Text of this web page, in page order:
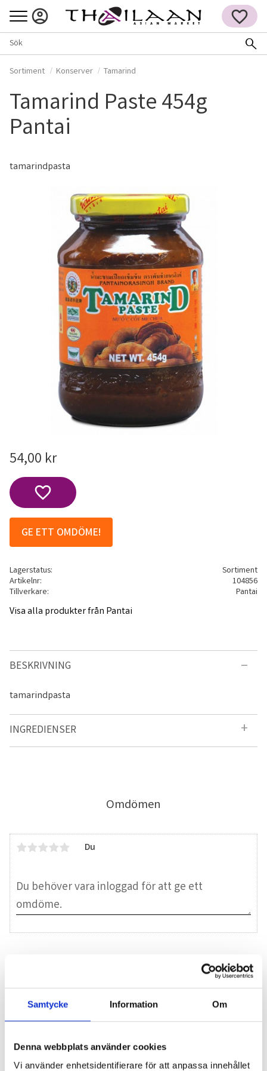
Samtycke Information Om
Denna webbplats använder cookies
Vi använder enhetsidentifierare för att anpassa innehållet
FAVORITER
Sortiment Konserver Tamarind
Tamarind Paste 454g
Pantai
tamarindpasta
54,00 kr
Lägg till i favoriter
Lagerstatus
Sortiment
Artikelnr
104856
Tillverkare
Pantai
Visa alla produkter från Pantai
GE ETT OMDÖME!
BESKRIVNING
tamarindpasta
INGREDIENSER
Omdömen
Du
Blogg
7 juni 2026
Bläckfisk – en favorit i det asiatiska